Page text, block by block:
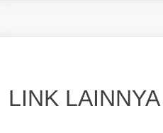
LINK LAINNYA